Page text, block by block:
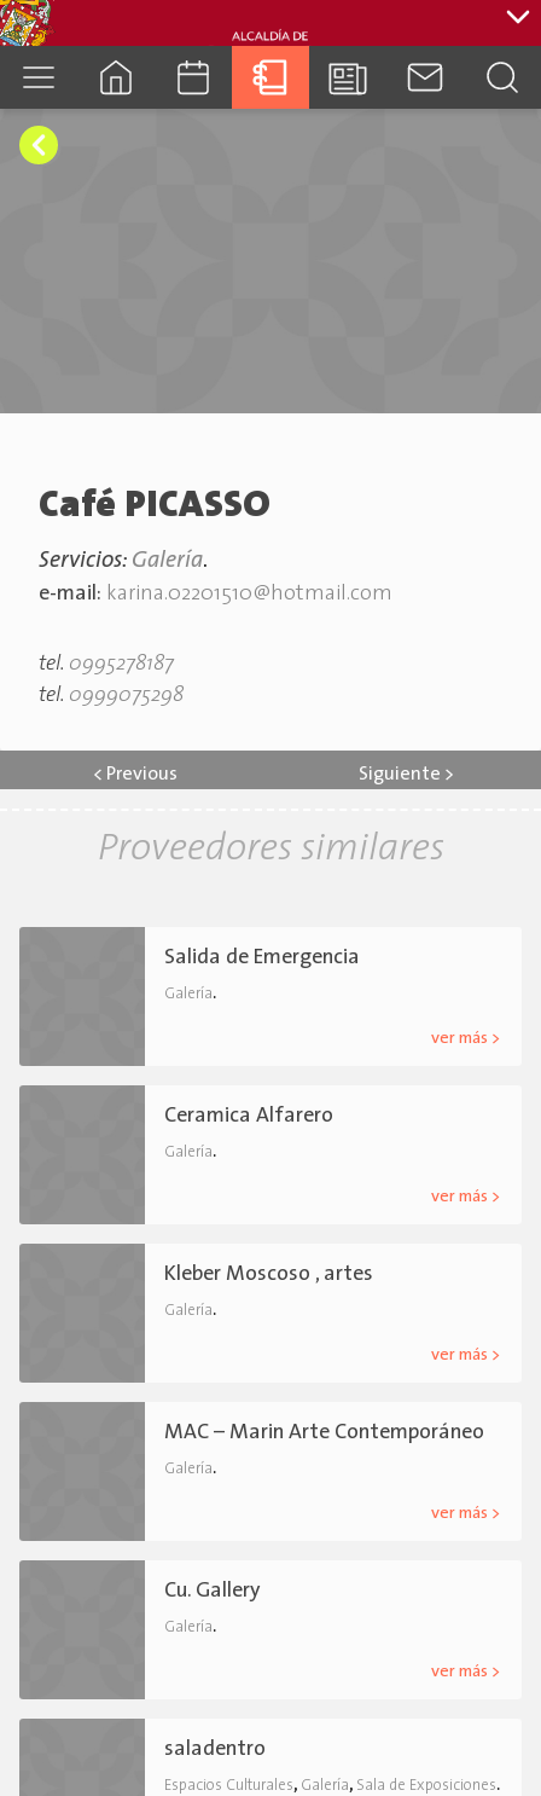
Café PICASSO
Servicios: Galería.
e-mail: karina.02201510@hotmail.com
tel. 0995278187
tel. 0999075298
< Previous Siguiente >
Proveedores similares
Salida de Emergencia
Galería.
ver más >
Ceramica Alfarero
Galería.
ver más >
Kleber Moscoso , artes
Galería.
ver más >
MAC – Marin Arte Contemporáneo
Galería.
ver más >
Cu. Gallery
Galería.
ver más >
saladentro
Espacios Culturales, Galería, Sala de Exposiciones.